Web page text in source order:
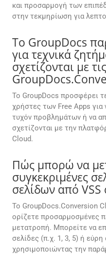
και προσαρμογή των
στην τεκμηρίωση για
Το GroupDocs
για τεχνικά
σχετίζονται με
Το GroupDocs προσφέρει
χρήστες των Free Apps για
τυχόν προβλημάτων ή να
σχετίζονται με την
Cloud.
Πώς μπορώ να
συγκεκριμένες
σελίδων από VSS
Το GroupDocs.Conversion
ορίζετε προσαρμοσμένες
μετατροπή. Μπορείτε να
σελίδες (π.χ. 1, 3, 5) ή
χρησιμοποιώντας την